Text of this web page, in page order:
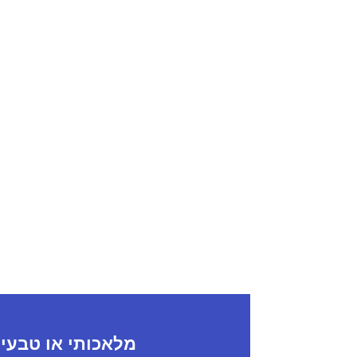
מלאכותי או טבעי